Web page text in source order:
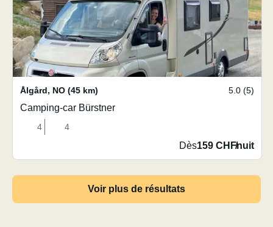
Ålgård, NO (45 km) 5.0 (5)
Camping-car Bürstner
4 4
Dès159 CHF/nuit
Voir plus de résultats